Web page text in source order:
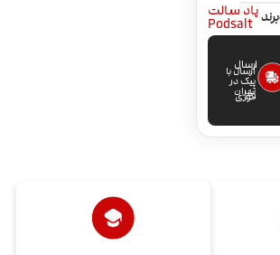
برندپاد سالت
Podsalt
ارسال
فوری
ارسال با
پیک در
تهران